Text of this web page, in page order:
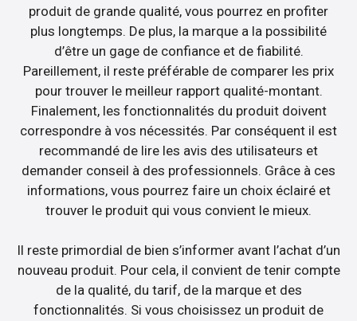
produit de grande qualité, vous pourrez en profiter
plus longtemps. De plus, la marque a la possibilité
d’être un gage de confiance et de fiabilité.
Pareillement, il reste préférable de comparer les prix
pour trouver le meilleur rapport qualité-montant.
Finalement, les fonctionnalités du produit doivent
correspondre à vos nécessités. Par conséquent il est
recommandé de lire les avis des utilisateurs et
demander conseil à des professionnels. Grâce à ces
informations, vous pourrez faire un choix éclairé et
trouver le produit qui vous convient le mieux.
Il reste primordial de bien s’informer avant l’achat d’un
nouveau produit. Pour cela, il convient de tenir compte
de la qualité, du tarif, de la marque et des
fonctionnalités. Si vous choisissez un produit de